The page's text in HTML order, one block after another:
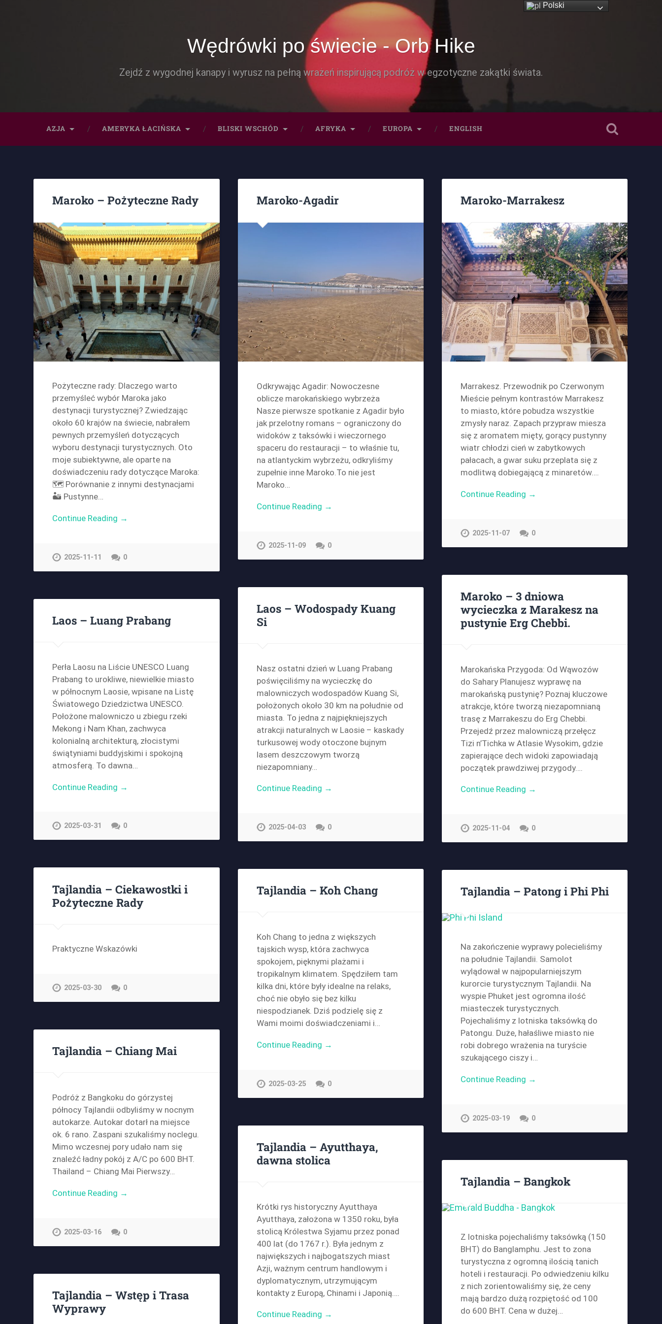
Wędrówki po świecie - Orb Hike
Zejdź z wygodnej kanapy i wyrusz na pełną wrażeń inspirującą podróż w egzotyczne zakątki świata.
AZJA AMERYKA ŁACIŃSKA BLISKI WSCHÓD AFRYKA EUROPA ENGLISH
Maroko – Pożyteczne Rady
Pożyteczne rady: Dlaczego warto
przemyśleć wybór Maroka jako
destynacji turystycznej? Zwiedzając
około 60 krajów na świecie, nabrałem
pewnych przemyśleń dotyczących
wyboru destynacji turystycznych. Oto
moje subiektywne, ale oparte na
doświadczeniu rady dotyczące Maroka:
🗺️ Porównanie z innymi destynacjami
🏜️ Pustynne…
Continue Reading →
2025-11-11 0
Maroko-Agadir
Odkrywając Agadir: Nowoczesne
oblicze marokańskiego wybrzeża
Nasze pierwsze spotkanie z Agadir było
jak przelotny romans – ograniczony do
widoków z taksówki i wieczornego
spaceru do restauracji – to właśnie tu,
na atlantyckim wybrzeżu, odkryliśmy
zupełnie inne Maroko.To nie jest
Maroko…
Continue Reading →
2025-11-09 0
Maroko-Marrakesz
Marrakesz. Przewodnik po Czerwonym
Mieście pełnym kontrastów Marrakesz
to miasto, które pobudza wszystkie
zmysły naraz. Zapach przypraw miesza
się z aromatem mięty, gorący pustynny
wiatr chłodzi cień w zabytkowych
pałacach, a gwar suku przeplata się z
modlitwą dobiegającą z minaretów….
Continue Reading →
2025-11-07 0
Maroko – 3 dniowa
wycieczka z Marakesz na
pustynie Erg Chebbi.
Marokańska Przygoda: Od Wąwozów
do Sahary Planujesz wyprawę na
marokańską pustynię? Poznaj kluczowe
atrakcje, które tworzą niezapomnianą
trasę z Marrakeszu do Erg Chebbi.
Przejedź przez malowniczą przełęcz
Tizi n’Tichka w Atlasie Wysokim, gdzie
zapierające dech widoki zapowiadają
początek prawdziwej przygody….
Continue Reading →
2025-11-04 0
Laos – Wodospady Kuang
Si
Nasz ostatni dzień w Luang Prabang
poświęciliśmy na wycieczkę do
malowniczych wodospadów Kuang Si,
położonych około 30 km na południe od
miasta. To jedna z najpiękniejszych
atrakcji naturalnych w Laosie – kaskady
turkusowej wody otoczone bujnym
lasem deszczowym tworzą
niezapomniany…
Continue Reading →
2025-04-03 0
Laos – Luang Prabang
Perła Laosu na Liście UNESCO Luang
Prabang to urokliwe, niewielkie miasto
w północnym Laosie, wpisane na Listę
Światowego Dziedzictwa UNESCO.
Położone malowniczo u zbiegu rzeki
Mekong i Nam Khan, zachwyca
kolonialną architekturą, złocistymi
świątyniami buddyjskimi i spokojną
atmosferą. To dawna…
Continue Reading →
2025-03-31 0
Tajlandia – Ciekawostki i
Pożyteczne Rady
Praktyczne Wskazówki
2025-03-30 0
Tajlandia – Koh Chang
Koh Chang to jedna z większych
tajskich wysp, która zachwyca
spokojem, pięknymi plażami i
tropikalnym klimatem. Spędziłem tam
kilka dni, które były idealne na relaks,
choć nie obyło się bez kilku
niespodzianek. Dziś podzielę się z
Wami moimi doświadczeniami i…
Continue Reading →
2025-03-25 0
Tajlandia – Patong i Phi Phi
Na zakończenie wyprawy polecieliśmy
na południe Tajlandii. Samolot
wylądował w najpopularniejszym
kurorcie turystycznym Tajlandii. Na
wyspie Phuket jest ogromna ilość
miasteczek turystycznych.
Pojechaliśmy z lotniska taksówką do
Patongu. Duże, hałaśliwe miasto nie
robi dobrego wrażenia na turyście
szukającego ciszy i…
Continue Reading →
2025-03-19 0
Tajlandia – Chiang Mai
Podróż z Bangkoku do górzystej
północy Tajlandii odbyliśmy w nocnym
autokarze. Autokar dotarł na miejsce
ok. 6 rano. Zaspani szukaliśmy noclegu.
Mimo wczesnej pory udało nam się
znaleźć ładny pokój z A/C po 600 BHT.
Thailand – Chiang Mai Pierwszy…
Continue Reading →
2025-03-16 0
Tajlandia – Ayutthaya,
dawna stolica
Krótki rys historyczny Ayutthaya
Ayutthaya, założona w 1350 roku, była
stolicą Królestwa Syjamu przez ponad
400 lat (do 1767 r.). Była jednym z
największych i najbogatszych miast
Azji, ważnym centrum handlowym i
dyplomatycznym, utrzymującym
kontakty z Europą, Chinami i Japonią….
Continue Reading →
Tajlandia – Bangkok
Z lotniska pojechaliśmy taksówką (150
BHT) do Banglamphu. Jest to zona
turystyczna z ogromną ilością tanich
hoteli i restauracji. Po odwiedzeniu kilku
z nich zorientowaliśmy się, że ceny
mają bardzo dużą rozpiętość od 100
do 600 BHT. Cena w dużej…
Tajlandia – Wstęp i Trasa
Wyprawy
Polski